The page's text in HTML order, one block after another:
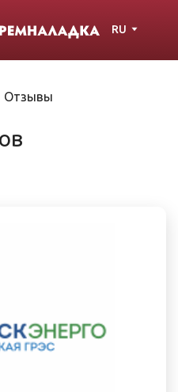
RU
Отзывы